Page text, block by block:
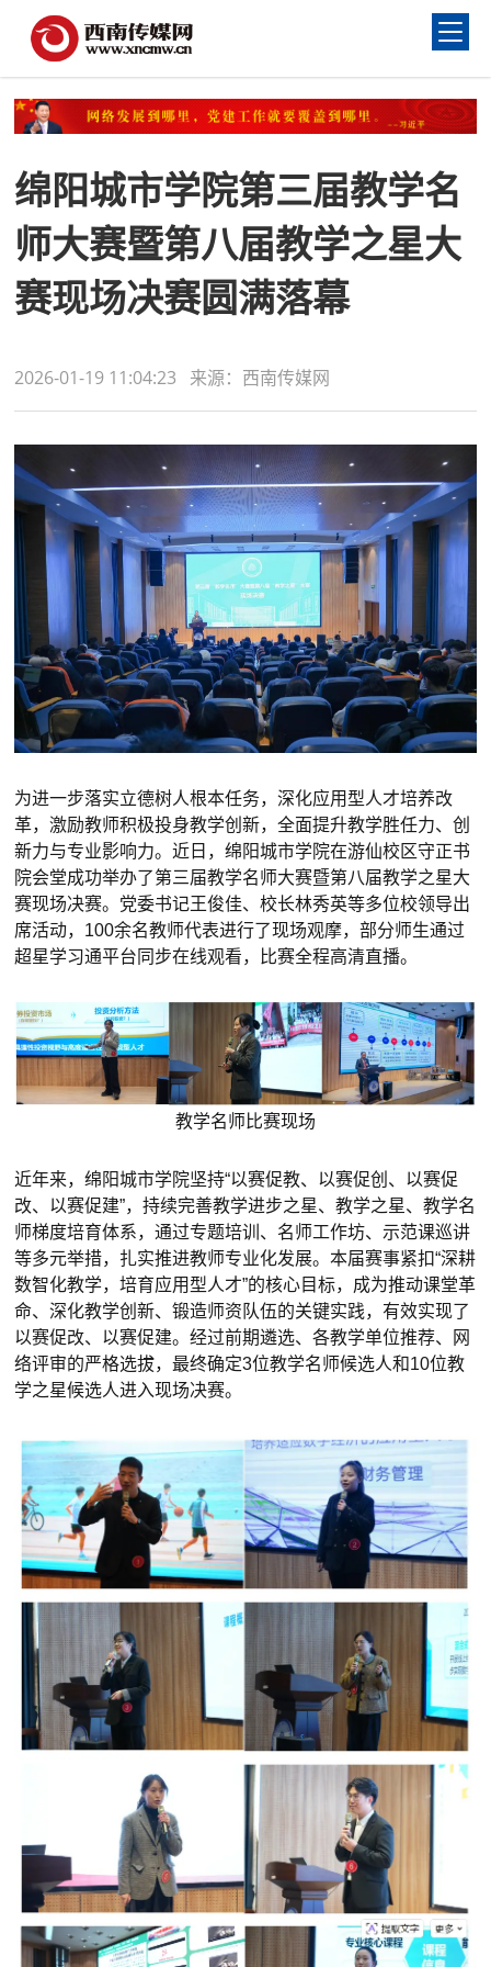
绵阳城市学院第三届教学名
师大赛暨第八届教学之星大
赛现场决赛圆满落幕
2026-01-19 11:04:23 来源：西南传媒网
为进一步落实立德树人根本任务，深化应用型人才培养改
革，激励教师积极投身教学创新，全面提升教学胜任力、创
新力与专业影响力。近日，绵阳城市学院在游仙校区守正书
院会堂成功举办了第三届教学名师大赛暨第八届教学之星大
赛现场决赛。党委书记王俊佳、校长林秀英等多位校领导出
席活动，100余名教师代表进行了现场观摩，部分师生通过
超星学习通平台同步在线观看，比赛全程高清直播。
教学名师比赛现场
近年来，绵阳城市学院坚持“以赛促教、以赛促创、以赛促
改、以赛促建”，持续完善教学进步之星、教学之星、教学名
师梯度培育体系，通过专题培训、名师工作坊、示范课巡讲
等多元举措，扎实推进教师专业化发展。本届赛事紧扣“深耕
数智化教学，培育应用型人才”的核心目标，成为推动课堂革
命、深化教学创新、锻造师资队伍的关键实践，有效实现了
以赛促改、以赛促建。经过前期遴选、各教学单位推荐、网
络评审的严格选拔，最终确定3位教学名师候选人和10位教
学之星候选人进入现场决赛。